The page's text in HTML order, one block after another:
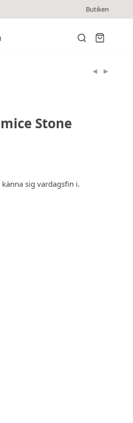
Butiken
Stone
sig vardagsfin i.